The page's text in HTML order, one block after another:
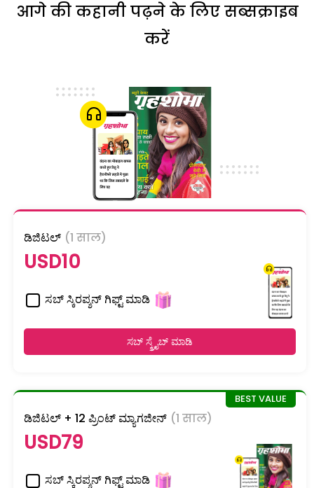
आगे की कहानी पढ़ने के लिए सब्सक्राइब
करें
ಡಿಜಿಟಲ್ (1 साल)
USD10
ಸಬ್ ಸ್ಕಿರಪ್ಶನ್ ಗಿಫ್ಟ್ ಮಾಡಿ
ಸಬ್ ಸ್ಕ್ರೈಬ್ ಮಾಡಿ
ಡಿಜಿಟಲ್ + 12 ಪ್ರಿಂಟ್ ಮ್ಯಾಗಜೀನ್ (1 साल)
USD79
ಸಬ್ ಸ್ಕಿರಪ್ಶನ್ ಗಿಫ್ಟ್ ಮಾಡಿ